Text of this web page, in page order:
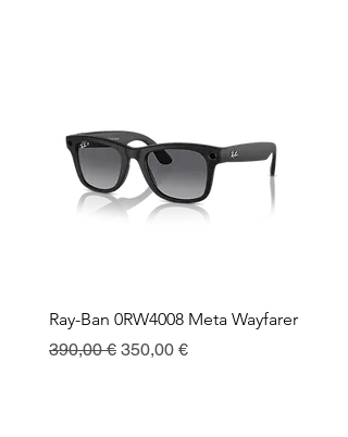
Ray-Ban 0RW4008 Meta Wayfarer
Prix original
390,00 € Prix promotionnel
350,00 €